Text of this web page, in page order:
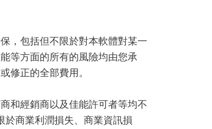
，包括但不限於對本軟體對某一
等方面的所有的風險均由您承
修正的全部費用。
和經銷商以及佳能許可者等均不
於商業利潤損失、商業資訊損